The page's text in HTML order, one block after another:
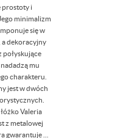
prostoty i
minimalizm
się w
a dekoracyjny
połyskujące
mu
charakteru.
jest w dwóch
Valeria
z metalowej
gwarantuje ...